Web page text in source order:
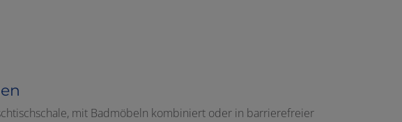
mit Badmöbeln kombiniert oder in barrierefreier